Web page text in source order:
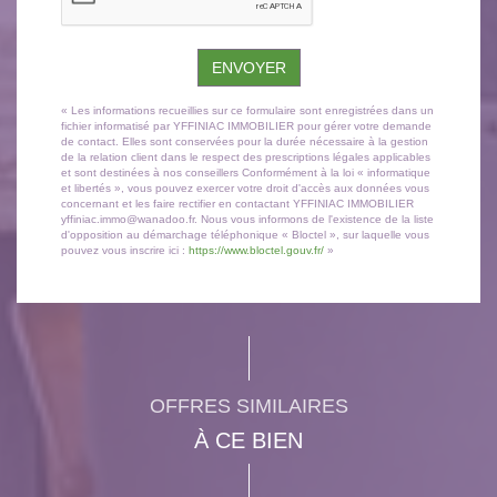
ENVOYER
« Les informations recueillies sur ce formulaire sont enregistrées dans un
fichier informatisé par YFFINIAC IMMOBILIER pour gérer votre demande
de contact. Elles sont conservées pour la durée nécessaire à la gestion
de la relation client dans le respect des prescriptions légales applicables
et sont destinées à nos conseillers Conformément à la loi « informatique
et libertés », vous pouvez exercer votre droit d'accès aux données vous
concernant et les faire rectifier en contactant YFFINIAC IMMOBILIER
yffiniac.immo@wanadoo.fr. Nous vous informons de l'existence de la liste
d'opposition au démarchage téléphonique « Bloctel », sur laquelle vous
pouvez vous inscrire ici : https://www.bloctel.gouv.fr/ »
OFFRES SIMILAIRES
À CE BIEN